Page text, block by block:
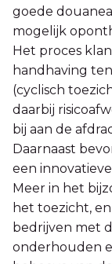
goede
mogelijk
Het proces
handhaving
(cyclisch
daarbij
bij aan de
Daarnaast
een
Meer in het
het toezicht,
bedrijven met
onderhouden